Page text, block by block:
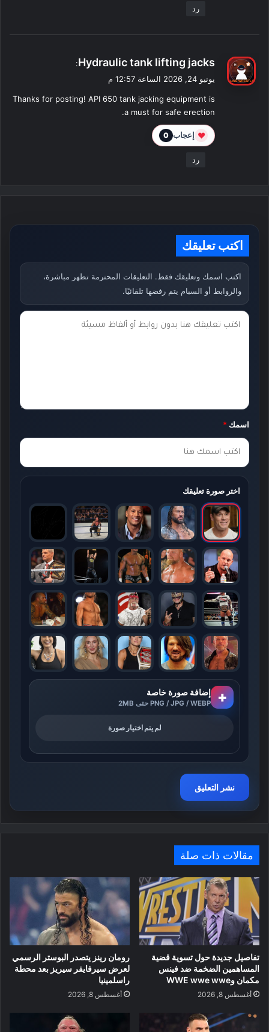
رد
ي
ل
Hydraulic tank lifting jacks
:
يونيو 24, 2026 الساعة 12:57 م
Thanks for posting! API 650 tank jacking equipment is
a must for safe erection.
❤ إعجاب 0
رد
اكتب تعليقك
اكتب اسمك وتعليقك فقط. التعليقات المحترمة تظهر مباشرة،
والروابط أو السبام يتم رفضها تلقائيًا.
ت
ك
*
اسمك *
اختر صورة تعليقك
+ إضافة صورة خاصة
PNG / JPG / WEBP حتى 2MB
لم يتم اختيار صورة
مقالات ذات صلة
تفاصيل جديدة حول تسوية قضية
المساهمين الضخمة ضد فينس
مكمان وWWE wwe wwe
أغسطس 8, 2026
رومان رينز يتصدر البوستر الرسمي
لعرض سيرفايفر سيريز بعد محطة
راسلمينيا
أغسطس 8, 2026